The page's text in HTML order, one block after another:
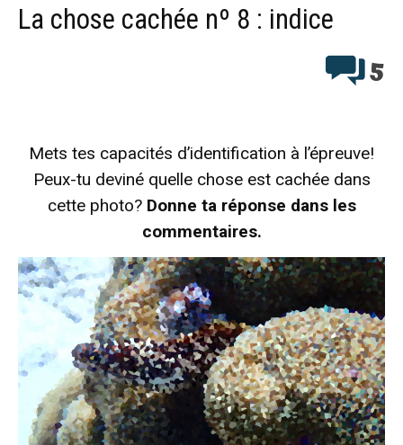
La chose cachée nº 8 : indice
5
Mets tes capacités d’identification à l’épreuve!
Peux-tu deviné quelle chose est cachée dans
cette photo? Donne ta réponse dans les
commentaires.